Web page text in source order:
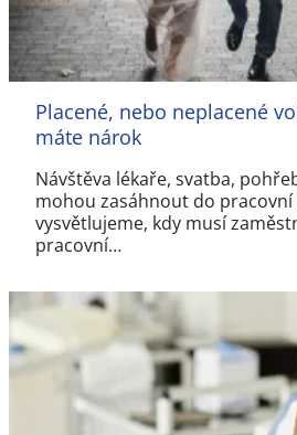
Placené, nebo neplacené
máte nárok
Návštěva lékaře, svatba,
mohou zasáhnout do
vysvětlujeme, kdy musí
pracovní…